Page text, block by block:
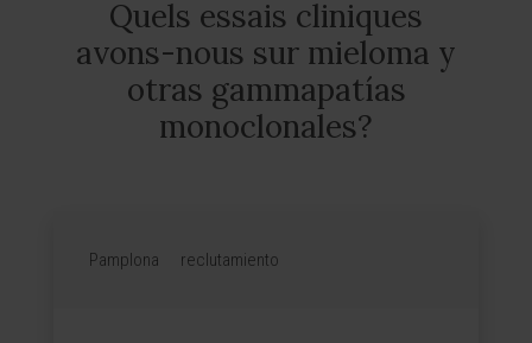
Quels essais cliniques
avons-nous sur mieloma y
otras gammapatías
monoclonales?
Pamplona reclutamiento